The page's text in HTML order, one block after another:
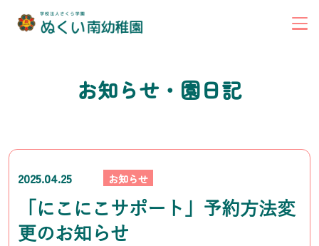
お知らせ・園日記
2025.04.25 お知らせ
「にこにこサポート」予約方法変
更のお知らせ